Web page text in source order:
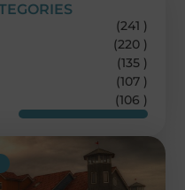
(241 )
(220 )
(135 )
(107 )
(106 )